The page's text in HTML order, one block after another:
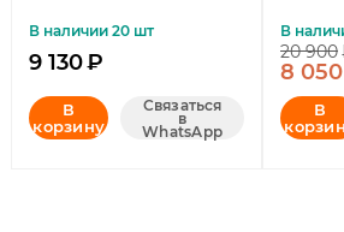
В наличии 20 шт
9 130₽
В
корзину
Связаться
в
WhatsApp
В
20 900
8 050
В